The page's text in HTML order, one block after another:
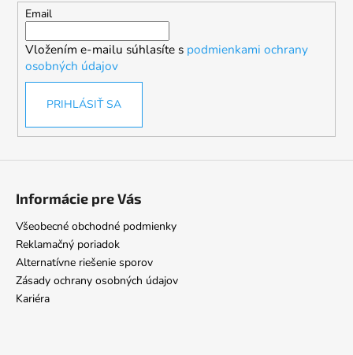
Email
Vložením e-mailu súhlasíte s podmienkami ochrany
osobných údajov
PRIHLÁSIŤ SA
Informácie pre Vás
Všeobecné obchodné podmienky
Reklamačný poriadok
Alternatívne riešenie sporov
Zásady ochrany osobných údajov
Kariéra